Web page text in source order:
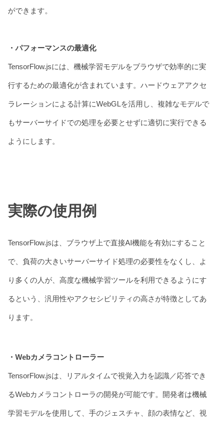
ができます。
・パフォーマンスの最適化
TensorFlow.jsには、機械学習モデルをブラウザで効率的に実
行するための最適化が含まれています。ハードウェアアクセ
ラレーションによる計算にWebGLを活用し、複雑なモデルで
もサーバーサイドでの処理を必要とせずに適切に実行できる
ようにします。
実際の使用例
TensorFlow.jsは、ブラウザ上で直接AI機能を有効にすること
で、負荷の大きいサーバーサイド処理の必要性をなくし、よ
り多くの人が、高度な機械学習ツールを利用できるようにす
るという、汎用性やアクセシビリティの高さが特徴としてあ
ります。
・Webカメラコントローラー
TensorFlow.jsは、リアルタイムで視覚入力を認識／応答でき
るWebカメラコントローラの開発が可能です。開発者は機械
学習モデルを使用して、手のジェスチャ、顔の表情など、視